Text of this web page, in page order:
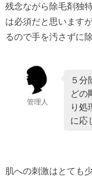
残念ながら除毛剤独
は必須だと思います
るので手を汚さずに
管理人
５分
どの
り処
に応
肌への刺激はとても